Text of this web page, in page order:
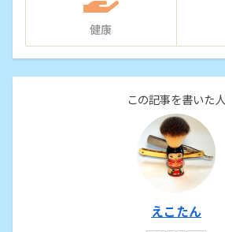
健康
この記事を書いた人
えこたん